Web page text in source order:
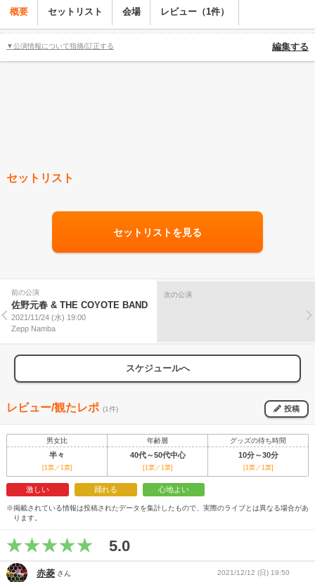
概要 セットリスト 会場 レビュー（1件）
▼公演情報について指摘/訂正する 編集する
セットリスト
セットリストを見る
前の公演
佐野元春 & THE COYOTE BAND
2021/11/24 (水) 19:00
Zepp Namba
次の公演
スケジュールへ
レビュー/観たレポ (1件) 投稿
男女比 年齢層 グッズの待ち時間
半々 40代～50代中心 10分～30分
[1票／1票] [1票／1票] [1票／1票]
激しい 踊れる 心地よい
※掲載されている情報は投稿されたデータを集計したもので、実際のライブとは異なる場合があ
ります。
5.0
赤菱 さん 2021/12/12 (日) 19:50